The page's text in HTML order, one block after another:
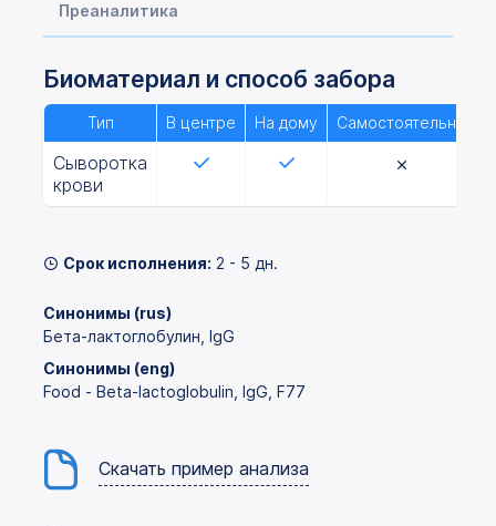
Преаналитика
Биоматериал и способ забора
Тип В центре На дому Самостоятельно
Сыворотка
крови
Срок исполнения: 2 - 5 дн.
Синонимы (rus)
Бета-лактоглобулин, IgG
Синонимы (eng)
Food - Beta-lactoglobulin, IgG, F77
Скачать пример анализа